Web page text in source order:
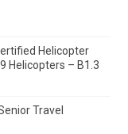
Helicopter
Helicopters – B1.3
Travel